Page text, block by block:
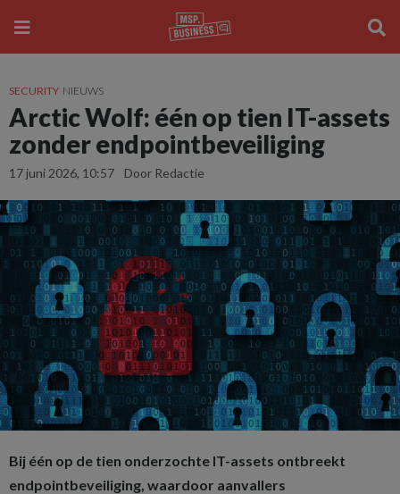
SECURITY NIEUWS
Arctic Wolf: één op tien IT-assets
zonder endpointbeveiliging
17 juni 2026, 10:57 Door Redactie
Bij één op de tien onderzochte IT-assets ontbreekt
endpointbeveiliging, waardoor aanvallers